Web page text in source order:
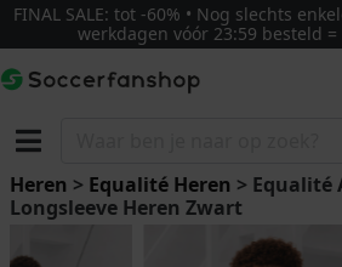
FINAL SALE: tot -60% • Nog slechts
werkdagen vóór 23:59 besteld
Heren > Equalité Heren > Equalité
Longsleeve Heren Zwart